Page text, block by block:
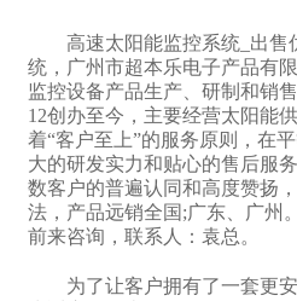
高速太阳能监控系统_出售
统，广州市超本乐电子产品有
监控设备产品生产、研制和销
12创办至今，主要经营太阳能
着“客户至上”的服务原则，在
大的研发实力和贴心的售后服
数客户的普遍认同和高度赞扬
法，产品远销全国;广东、广州
前来咨询，联系人：袁总。
为了让客户拥有了一套更